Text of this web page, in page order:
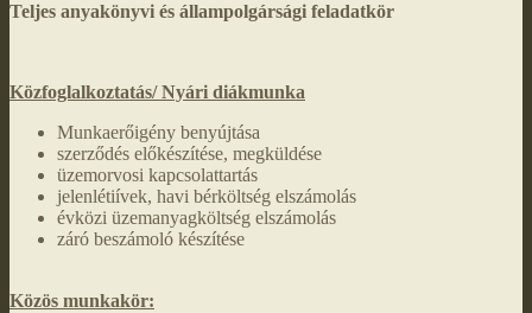
Teljes anyakönyvi és állampolgársági feladatkör
Közfoglalkoztatás/ Nyári diákmunka
Munkaerőigény benyújtása
szerződés előkészítése, megküldése
üzemorvosi kapcsolattartás
jelenlétiívek, havi bérköltség elszámolás
évközi üzemanyagköltség elszámolás
záró beszámoló készítése
Közös munkakör: